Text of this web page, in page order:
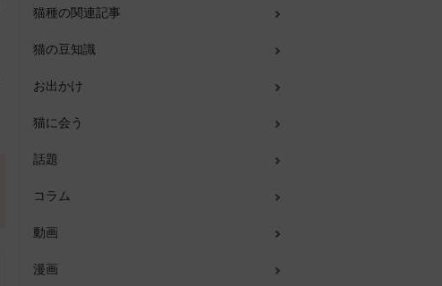
猫種の関連記事
猫の豆知識
お出かけ
猫に会う
話題
コラム
動画
漫画